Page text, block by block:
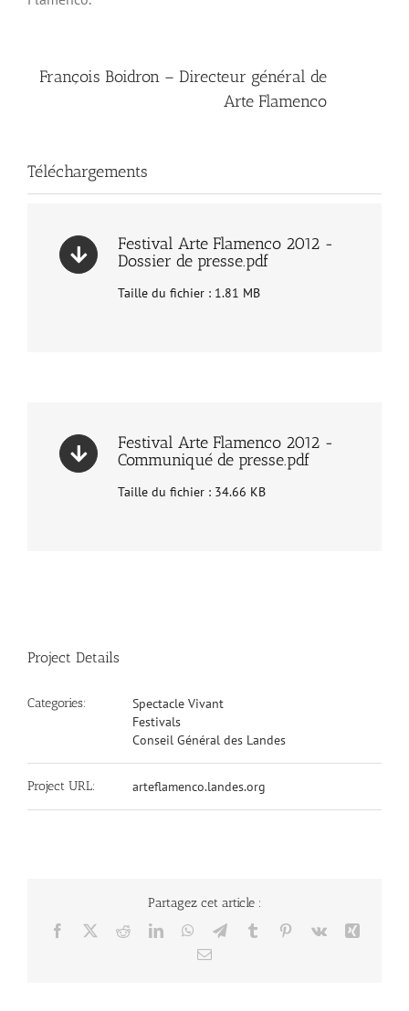
François Boidron – Directeur général de
Arte Flamenco
Téléchargements
Festival Arte Flamenco 2012 -
Dossier de presse.pdf
Taille du fichier : 1.81 MB
Festival Arte Flamenco 2012 -
Communiqué de presse.pdf
Taille du fichier : 34.66 KB
Project Details
Categories:
Spectacle Vivant
Festivals
Conseil Général des Landes
Project URL: arteflamenco.landes.org
Partagez cet article :
Facebook RedditLinkedInWhatsApp
TelegramTumblr Pinterest
Vk
Email